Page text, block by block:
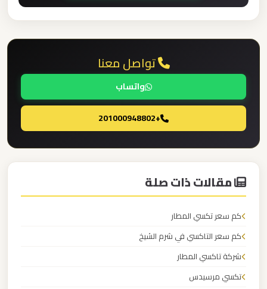
تواصل معنا
واتساب
+201000948802
مقالات ذات صلة
كم سعر تكسي المطار
كم سعر التاكسي في شرم الشيخ
شركة تاكسي المطار
تكسي مرسيدس
العرب
الدولي
العرب
الاسكندرية
ليموزين
العرب
اسكندرية
ليموزين